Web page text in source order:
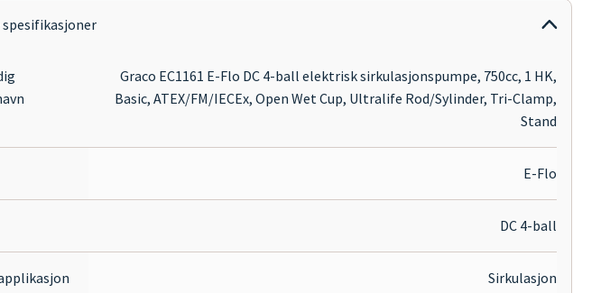
spesifikasjoner
Graco EC1161 E-Flo DC 4-ball elektrisk sirkulasjonspumpe, 750cc, 1 HK,
Basic, ATEX/FM/IECEx, Open Wet Cup, Ultralife Rod/Sylinder, Tri-Clamp,
Stand
E-Flo
DC 4-ball
Sirkulasjon